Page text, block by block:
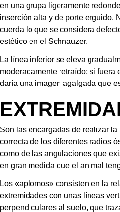
en una grupa ligeramente
inserción alta y de porte erguido.
cuerda lo que se considera
estético en el Schnauzer.
La línea inferior se eleva
moderadamente retraído; si fuera
daría una imagen agalgada que
Son las encargadas de realizar
correcta de los diferentes radios
como de las angulaciones que
en gran medida que el animal
Los «aplomos» consisten en la
extremidades con unas líneas
perpendiculares al suelo, que